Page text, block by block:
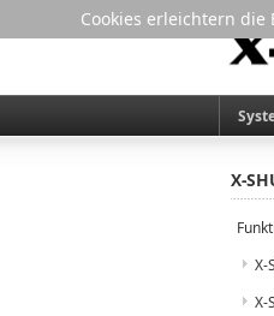
X-
X-
X-
Cookies erleichtern